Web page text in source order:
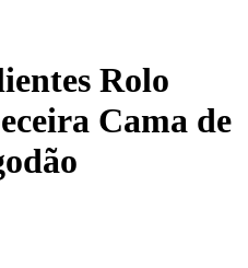
Rolo
Cama de